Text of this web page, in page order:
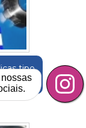
tipo